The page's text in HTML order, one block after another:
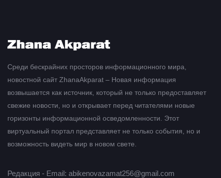
Среди бескрайних просторов информационного мира,
новостной сайт ZhanaAkparat – Новая информация
возвышается как источник, который не только предоставляет
свежие новости, но и открывает перед читателями новые
горизонты информационной осведомленности. Этот
виртуальный портал представляет не только события, но и
возможность видеть мир в новом свете.
Редакция - Email: abikenovazamat256@gmail.com